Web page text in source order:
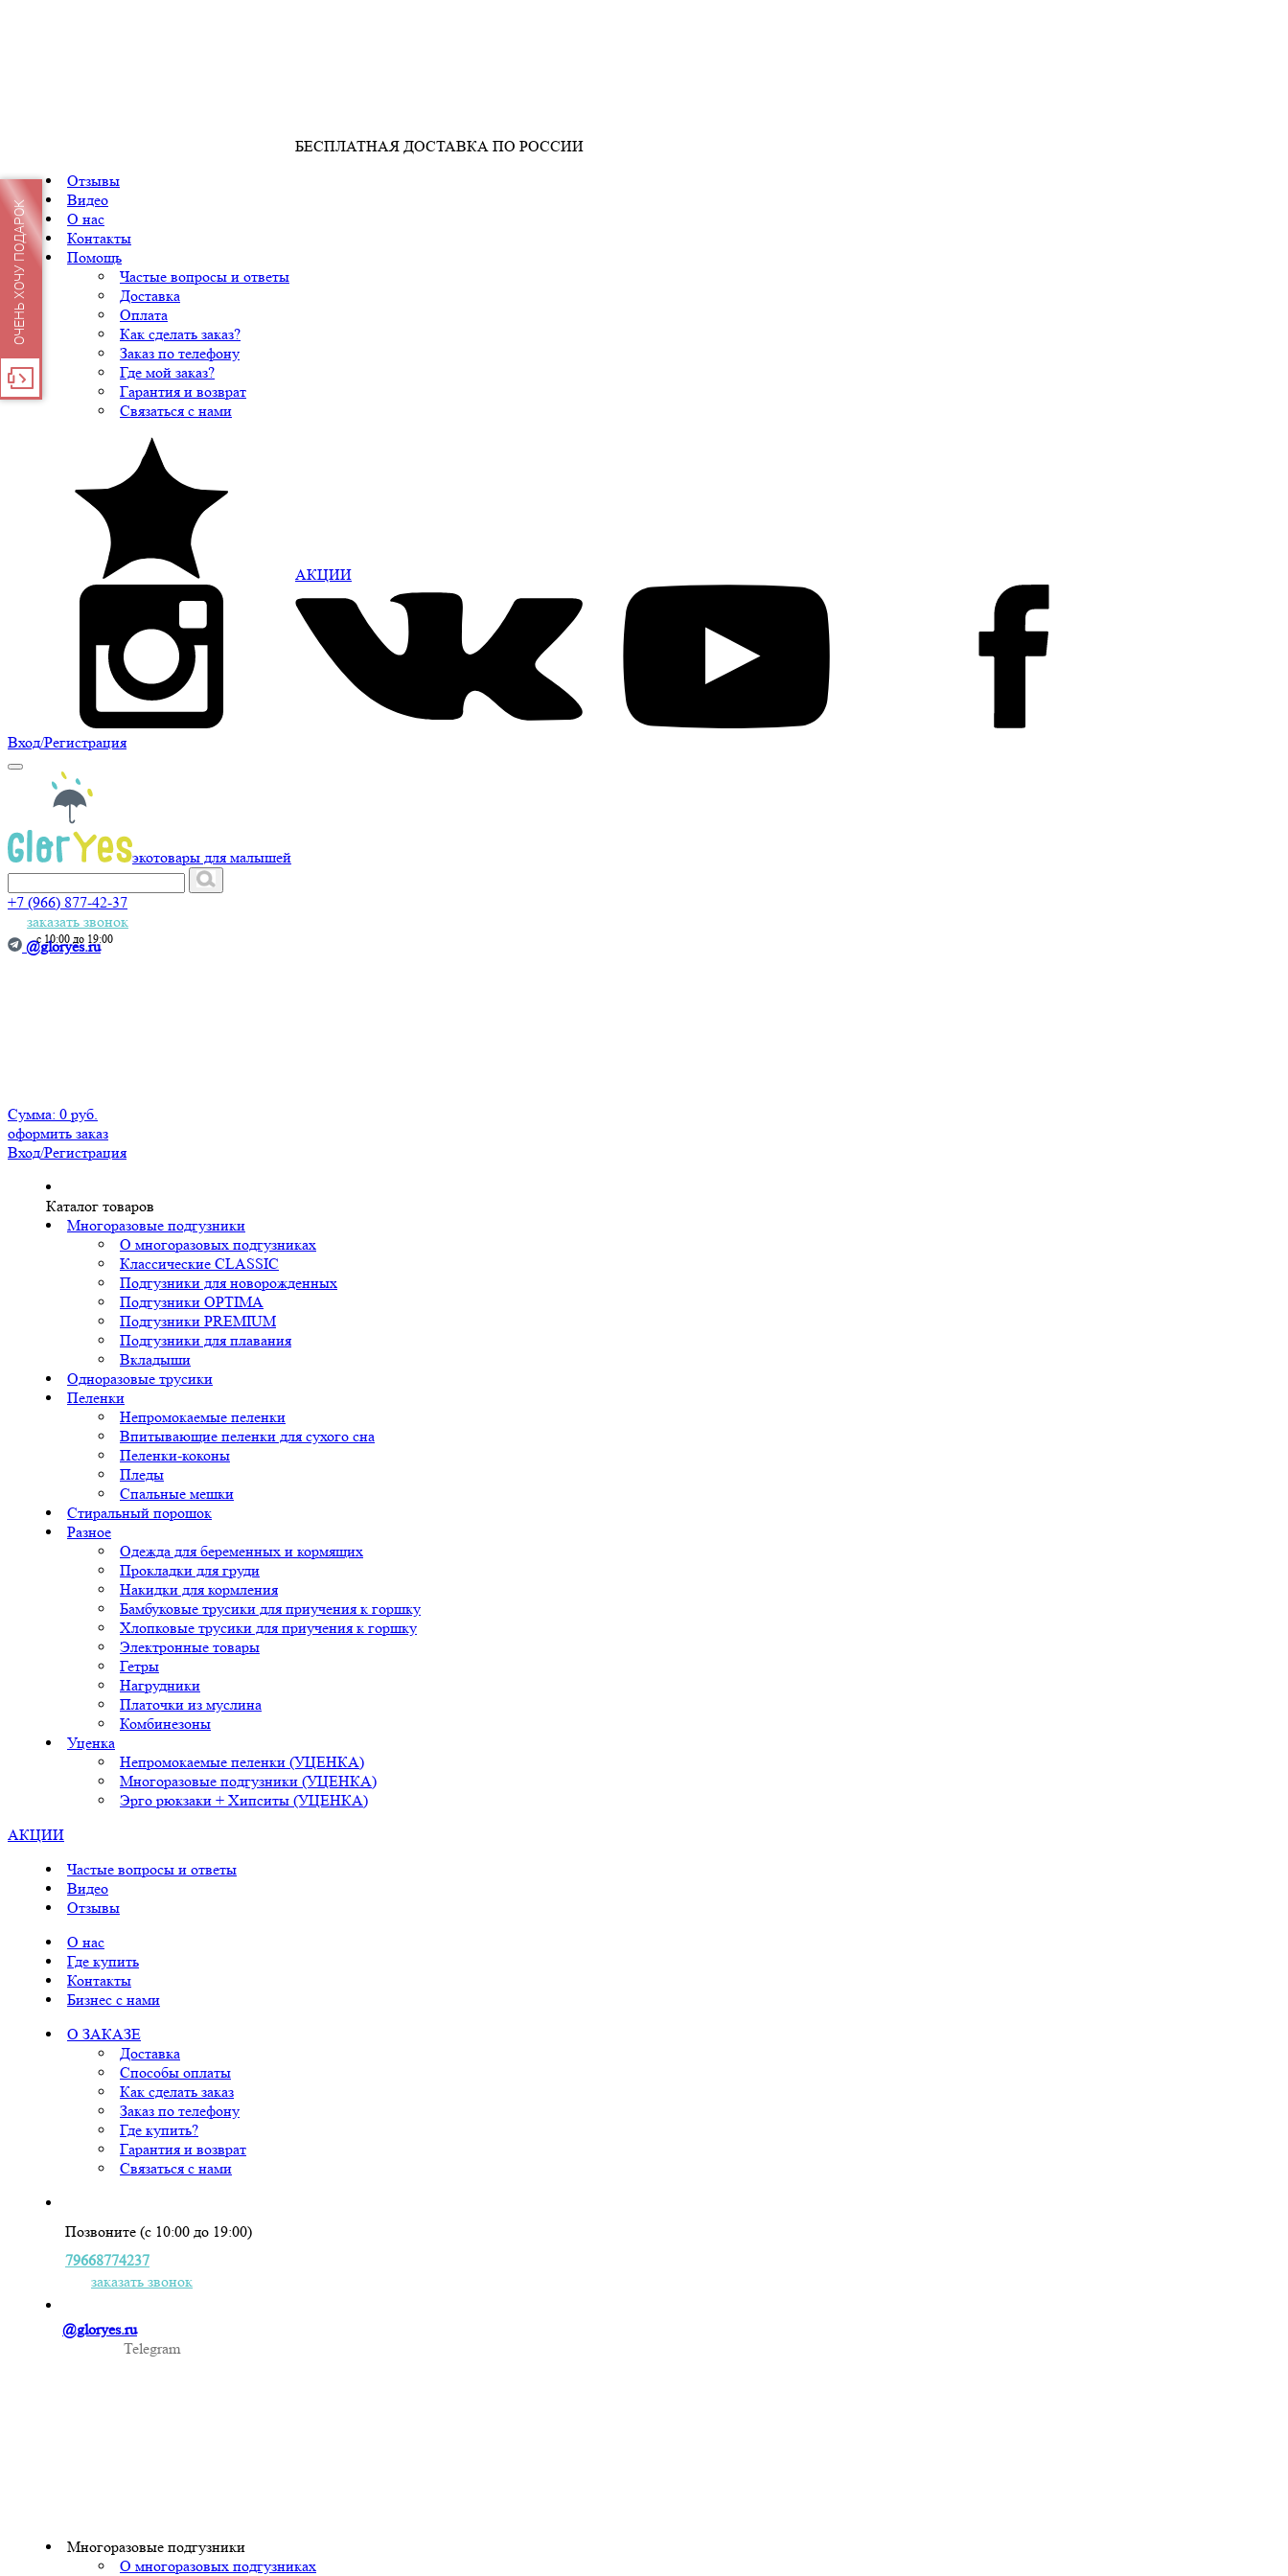
БЕСПЛАТНАЯ ДОСТАВКА ПО РОССИИ
Отзывы
Видео
О нас
Контакты
Помощь
Частые вопросы и ответы
Доставка
Оплата
Как сделать заказ?
Заказ по телефону
Где мой заказ?
Гарантия и возврат
Связаться с нами
АКЦИИ
Вход/Регистрация
экотовары для малышей
+7 (966) 877-42-37
заказать звонок
с 10:00 до 19:00
@gloryes.ru
Сумма: 0 руб.
оформить заказ
Вход/Регистрация
Каталог товаров
Многоразовые подгузники
О многоразовых подгузниках
Классические CLASSIC
Подгузники для новорожденных
Подгузники OPTIMA
Подгузники PREMIUM
Подгузники для плавания
Вкладыши
Одноразовые трусики
Пеленки
Непромокаемые пеленки
Впитывающие пеленки для сухого сна
Пеленки-коконы
Пледы
Спальные мешки
Стиральный порошок
Разное
Одежда для беременных и кормящих
Прокладки для груди
Накидки для кормления
Бамбуковые трусики для приучения к горшку
Хлопковые трусики для приучения к горшку
Электронные товары
Гетры
Нагрудники
Платочки из муслина
Комбинезоны
Уценка
Непромокаемые пеленки (УЦЕНКА)
Многоразовые подгузники (УЦЕНКА)
Эрго рюкзаки + Хипситы (УЦЕНКА)
АКЦИИ
Частые вопросы и ответы
Видео
Отзывы
О нас
Где купить
Контакты
Бизнес с нами
О ЗАКАЗЕ
Доставка
Способы оплаты
Как сделать заказ
Заказ по телефону
Где купить?
Гарантия и возврат
Связаться с нами
Позвоните (с 10:00 до 19:00)
79668774237
заказать звонок
@gloryes.ru
Telegram
Многоразовые подгузники
О многоразовых подгузниках
ОЧЕНЬ ХОЧУ ПОДАРОК